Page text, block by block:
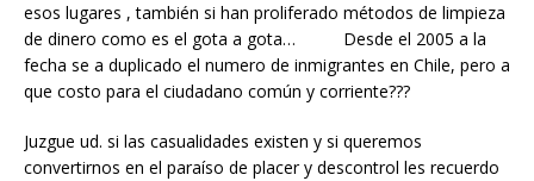
esos lugares , también si han proliferado métodos de limpieza
de dinero como es el gota a gota… Desde el 2005 a la
fecha se a duplicado el numero de inmigrantes en Chile, pero a
que costo para el ciudadano común y corriente???
Juzgue ud. si las casualidades existen y si queremos
convertirnos en el paraíso de placer y descontrol les recuerdo